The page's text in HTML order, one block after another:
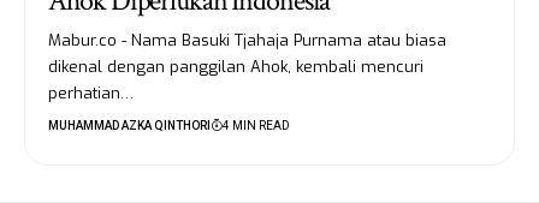
Mabur.co - Nama Basuki Tjahaja Purnama atau biasa
dikenal dengan panggilan Ahok, kembali mencuri
perhatian…
MUHAMMAD AZKA QINTHORI 4 MIN READ